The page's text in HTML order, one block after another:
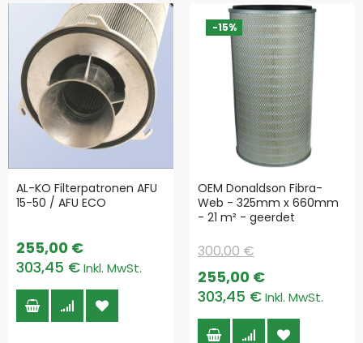
AL-KO Filterpatronen AFU
15-50 / AFU ECO
303,45 €
255,00 €
-15%
OEM Donaldson Fibra-
Web - 325mm x 660mm
- 21 m² - geerdet
Special
Price
303,45 €
255,00 €
300,00 €